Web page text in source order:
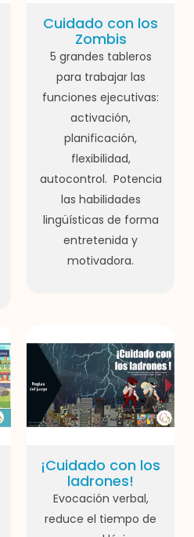
Cuidado con los
Zombis
5 grandes tableros
para trabajar las
funciones ejecutivas:
activación,
planificación,
flexibilidad,
autocontrol. Potencia
las habilidades
lingüísticas de forma
entretenida y
motivadora.
¡Cuidado con los
ladrones!
Evocación verbal,
reduce el tiempo de